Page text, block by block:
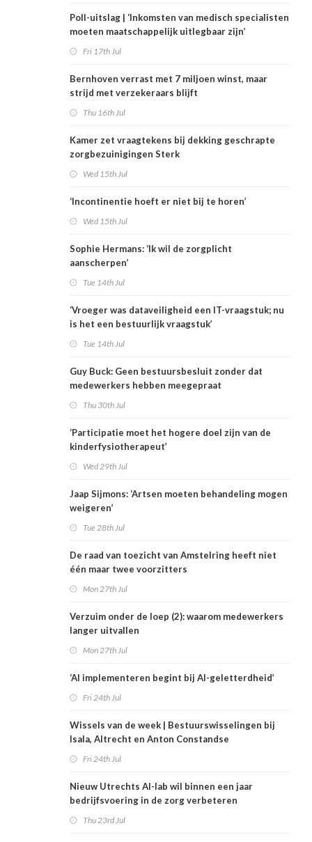
Poll-uitslag | ‘Inkomsten van medisch specialisten
moeten maatschappelijk uitlegbaar zijn’
Fri 17th Jul
Bernhoven verrast met 7 miljoen winst, maar
strijd met verzekeraars blijft
Thu 16th Jul
Kamer zet vraagtekens bij dekking geschrapte
zorgbezuinigingen Sterk
Wed 15th Jul
‘Incontinentie hoeft er niet bij te horen’
Wed 15th Jul
Sophie Hermans: ‘Ik wil de zorgplicht
aanscherpen’
Tue 14th Jul
‘Vroeger was dataveiligheid een IT-vraagstuk; nu
is het een bestuurlijk vraagstuk’
Tue 14th Jul
Guy Buck: Geen bestuursbesluit zonder dat
medewerkers hebben meegepraat
Thu 30th Jul
‘Participatie moet het hogere doel zijn van de
kinderfysiotherapeut’
Wed 29th Jul
Jaap Sijmons: ‘Artsen moeten behandeling mogen
weigeren’
Tue 28th Jul
De raad van toezicht van Amstelring heeft niet
één maar twee voorzitters
Mon 27th Jul
Verzuim onder de loep (2): waarom medewerkers
langer uitvallen
Mon 27th Jul
‘AI implementeren begint bij AI-geletterdheid’
Fri 24th Jul
Wissels van de week | Bestuurswisselingen bij
Isala, Altrecht en Anton Constandse
Fri 24th Jul
Nieuw Utrechts AI-lab wil binnen een jaar
bedrijfsvoering in de zorg verbeteren
Thu 23rd Jul